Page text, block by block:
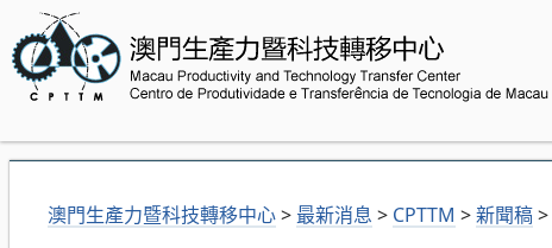
澳門生產力暨科技轉移中心> 最新消息 > CPTTM >新聞稿>